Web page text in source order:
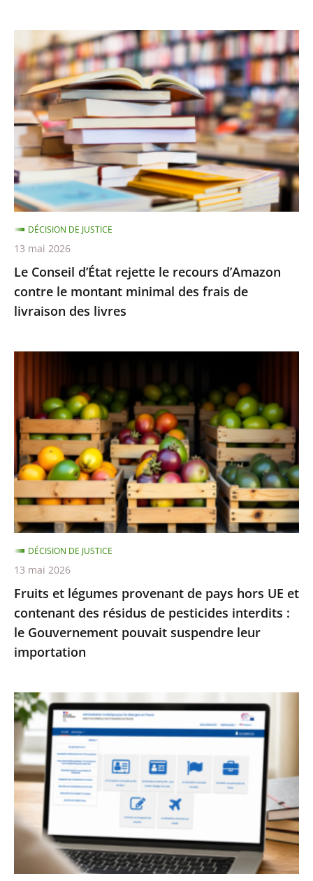
de
la
République
qui
est
liée
aux
relations
interna...
Conseil
d’État
rejette
le
recours
d’Amazon
contre
le
montant
minimal
des
frais
de
livraison
livres
Le Conseil d’État rejette le recours d’Amazon
contre le montant minimal des frais de
livraison des livres
DÉCISION DE JUSTICE
13 mai 2026
légumes
provenant
de
pays
hors
UE
contenant
des
résidus
de
pesticides
interdits
:
Gouvernement
pouvait
suspendre
leur
importation
Fruits et légumes provenant de pays hors UE et
contenant des résidus de pesticides interdits :
le Gouvernement pouvait suspendre leur
importation
DÉCISION DE JUSTICE
13 mai 2026
Services
publics
le
Conseil
d’État
enjoint
l’État
de